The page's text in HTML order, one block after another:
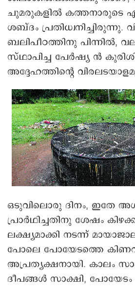
ചുമരുകളിൽ കത്തനാരുടെ
ശബ്ദം പ്രതിധ്വനിച്ചിരുന്നു.
ബലിപീഠത്തിനു പിന്നിൽ,
സ്ഥാപിച്ച പേർഷ്യ ൻ
അദ്ദേഹത്തിന്റെ
ഒടുവിലൊരു ദിനം, ഇതേ
പ്രാർഥിച്ചതിനു ശേഷം
ലക്ഷ്യമാക്കി നടന്ന്
പോലെ പോയേടത്തെ
അപ്രത്യക്ഷനായി. കാലം
ദീപങ്ങൾ സാക്ഷി, പോയേടം